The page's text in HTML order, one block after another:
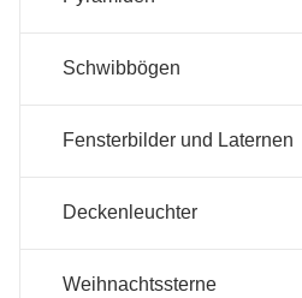
Schwibbögen
Fensterbilder und Laternen
Deckenleuchter
Weihnachtssterne